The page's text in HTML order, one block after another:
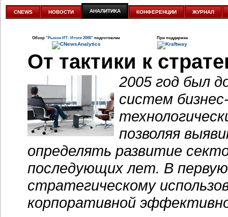
аналитике
CNEWS НОВОСТИ АНАЛИТИКА КОНФЕРЕНЦИИ ЖУРНАЛ
Обзор "Рынок ИТ: Итоги 2005" подготовлен При поддержке
От тактики к
2005 год был
систем
позволяя
определять развитие
последующих лет. В первую
стратегическому
корпоративной